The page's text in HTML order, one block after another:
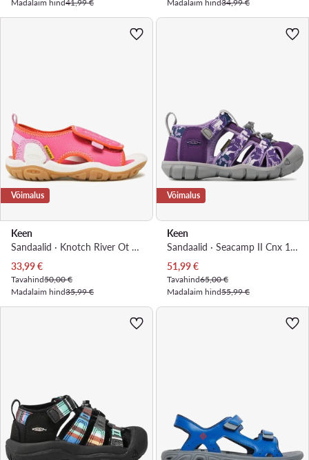
Madalaim hind41,99 €
Madalaim hind34,99 €
Võimalus
Keen
Sandaalid · Knotch River Ot 1025661 · Roosa
Praegune hind
33,99€
Tavahind50,00 €
Madalaim hind35,99 €
Võimalus
Keen
Sandaalid · Seacamp II Cnx 1026317 · Lilla
Praegune hind
51,99€
Tavahind65,00 €
Madalaim hind55,99 €